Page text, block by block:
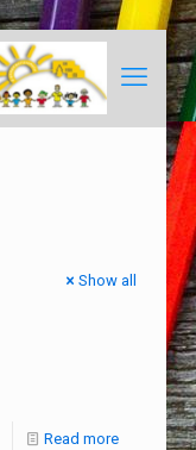
Show all
Read more